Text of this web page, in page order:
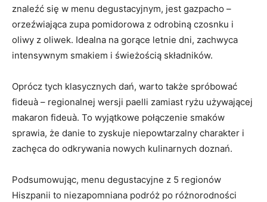
znaleźć się w menu degustacyjnym, jest gazpacho –
orzeźwiająca zupa pomidorowa z odrobiną czosnku i
oliwy z oliwek. Idealna na gorące letnie dni, zachwyca
intensywnym smakiem i świeżością składników.
Oprócz tych klasycznych dań, warto także spróbować
fideuà – regionalnej wersji paelli zamiast ryżu używającej
makaron fideuà. To wyjątkowe połączenie smaków
sprawia, że danie to zyskuje niepowtarzalny charakter i
zachęca do odkrywania nowych kulinarnych doznań.
Podsumowując, menu degustacyjne z 5 regionów
Hiszpanii to niezapomniana podróż po różnorodności